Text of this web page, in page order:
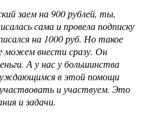
заем на 900 рублей, ты,
сама и провела подписку
на 1000 руб. Но такое
можем внести сразу. Он
А у нас у большинства
в этой помощи
и участвуем. Это
и задачи.